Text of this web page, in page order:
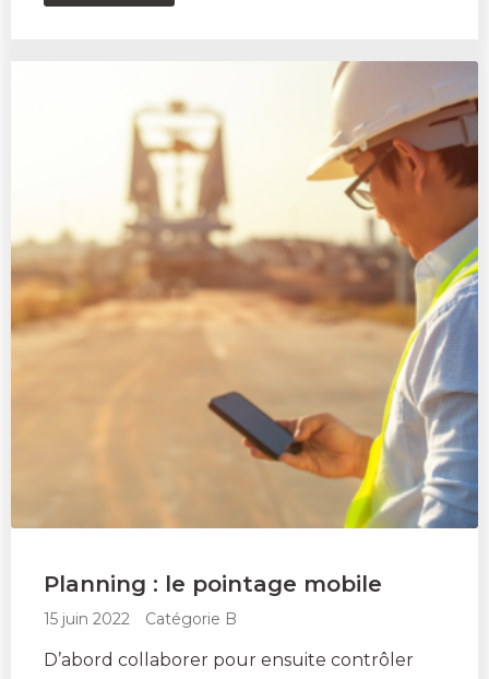
Planning : le pointage mobile
15 juin 2022 Catégorie B
D’abord collaborer pour ensuite contrôler